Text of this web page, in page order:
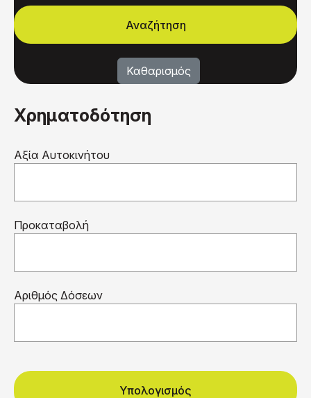
Χρηματοδότηση
Αξία Αυτοκινήτου
Προκαταβολή
Αριθμός Δόσεων
Υπολογισμός